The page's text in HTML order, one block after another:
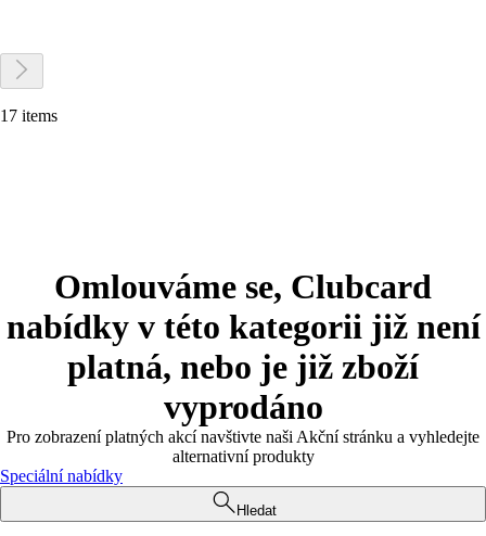
17 items
Omlouváme se, Clubcard
nabídky v této kategorii již není
platná, nebo je již zboží
vyprodáno
Pro zobrazení platných akcí navštivte naši Akční stránku a vyhledejte
alternativní produkty
Speciální nabídky
Hledat